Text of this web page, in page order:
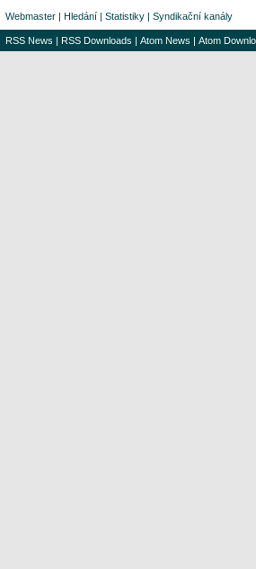
Webmaster | Hledání | Statistiky | Syndikační kanály
RSS News | RSS Downloads | Atom News | Atom